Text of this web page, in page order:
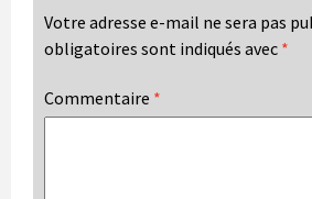
Votre adresse e-mail ne sera pas
obligatoires sont indiqués avec *
Commentaire *